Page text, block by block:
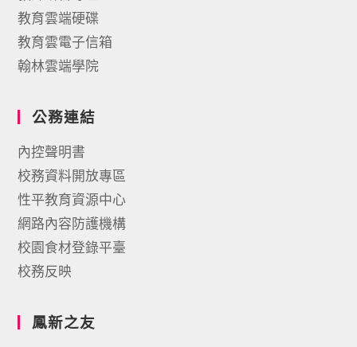
教育雲端硬碟
教育雲電子信箱
翰林雲端學院
公務連結
內控聲明書
校務資料開放專區
性平教育資源中心
網路內容防護機構
校園食材登錄平臺
校務反映
鳳新之友